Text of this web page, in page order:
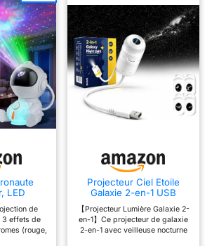
chez vous. Elle apporte une
lumière d'ambiance agréable
aussi bien pour les fêtes de fin
d'année, les soirées entre amis,
les anniversaires, que pour vos
moments de détente au
quotidien.
applique, lampe de chevet ou lanterne portable
la salle de jeux, le camping et les
Un cadeau original pour les gamers et les
Noël, un anniversaire ou simplement pour faire
plaisir
LED
de
3 effets de
(rouge,
Projecteur Ciel Etoile
Galaxie 2-en-1 USB
Veilleuse Dimmable 360°
Rotation
【Projecteur Lumière Galaxie 2-
en-1】Ce projecteur de galaxie
2-en-1 avec veilleuse nocturne